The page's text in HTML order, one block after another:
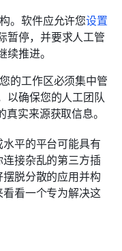
。软件应允许您设置
暂停，并要求人工管
推进。
您的工作区必须集中管
以确保您的人工团队
实来源获取信息。
平的平台可能具有
接杂乱的第三方插
脱分散的应用并构
看一个专为解决这